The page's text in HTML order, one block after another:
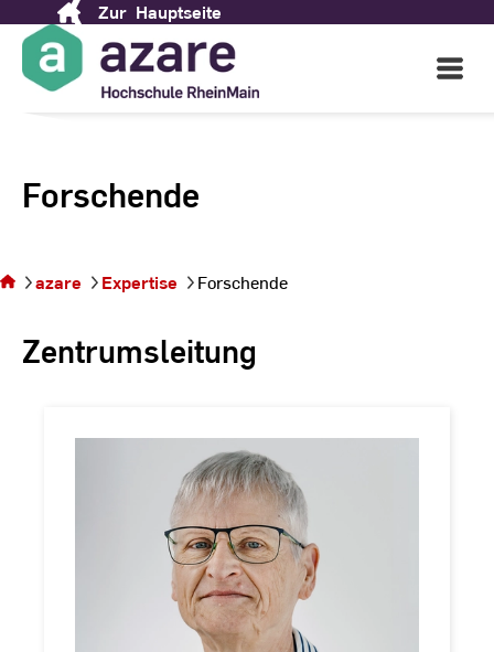
Content
Zur Hauptseite
Open
Main
Forschende
sich auf der
azare Expertise Forschende
Zentrumsleitung